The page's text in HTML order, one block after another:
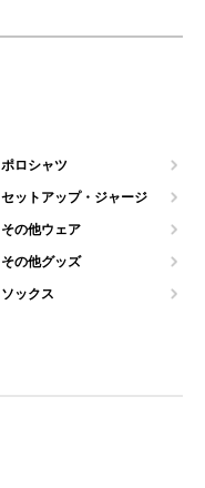
ポロシャツ
セットアップ・ジャージ
その他ウェア
その他グッズ
ソックス